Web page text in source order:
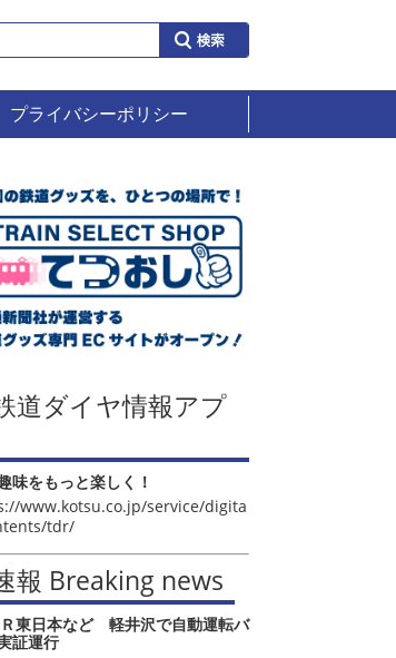
プライバシーポリシー
道ダイヤ情報アプ
味をもっと楽しく！
www.kotsu.co.jp/service/digita
tdr/
報 Breaking news
東日本など 軽井沢で自動運転バ
証運行